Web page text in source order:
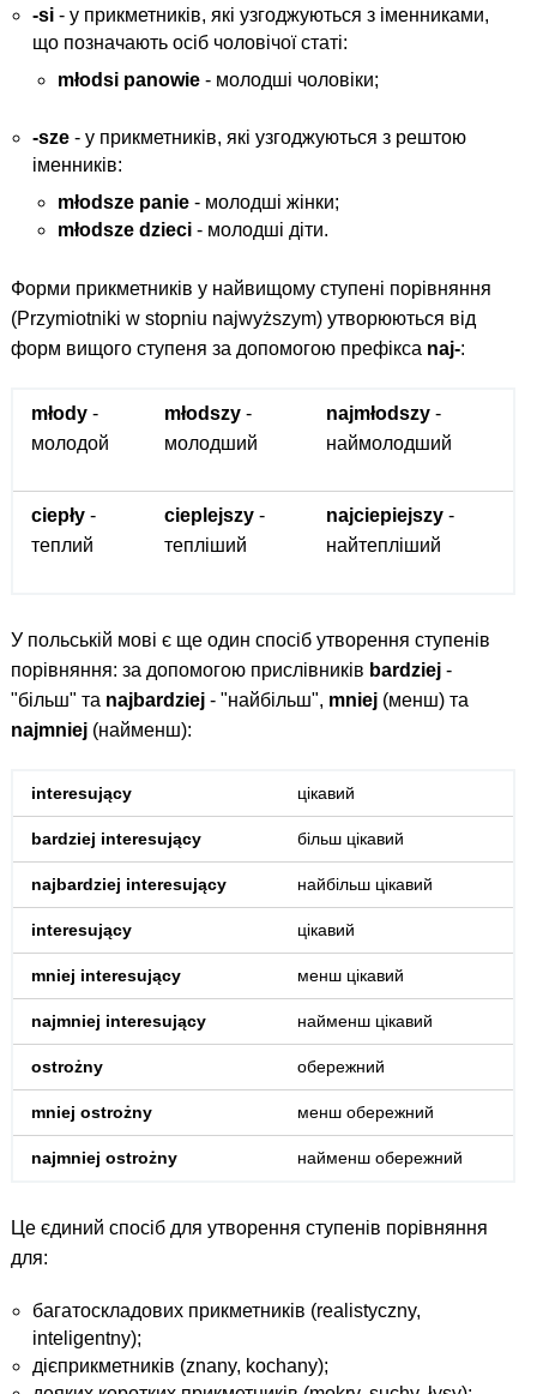
-si - у прикметників, які узгоджуються з іменниками,
що позначають осіб чоловічої статі:
młodsi panowie- молодші чоловіки;
-sze - у прикметників, які узгоджуються з рештою
іменників:
młodsze panie- молодші жінки;
młodsze dzieci- молодші діти.
Форми прикметників у найвищому ступені порівняння
(Przymiotniki w stopniu najwyższym) утворюються від
форм вищого ступеня за допомогою префікса naj-:
młody-
молодой
młodszy-
молодший
najmłodszy-
наймолодший
ciepły-
теплий
cieplejszy-
тепліший
najciepiejszy-
найтепліший
У польській мові є ще один спосіб утворення ступенів
порівняння: за допомогою прислівників bardziej-
"більш" та najbardziej- "найбільш", mniej(менш) та
najmniej(найменш):
interesujący цікавий
bardziej interesujący більш цікавий
najbardziej interesujący найбільш цікавий
interesujący цікавий
mniej interesujący менш цікавий
najmniej interesujący найменш цікавий
ostrożny обережний
mniej ostrożny менш обережний
najmniej ostrożny найменш обережний
Це єдиний спосіб для утворення ступенів порівняння
для:
багатоскладових прикметників (realistyczny,
inteligentny);
дієприкметників (znany, kochany);